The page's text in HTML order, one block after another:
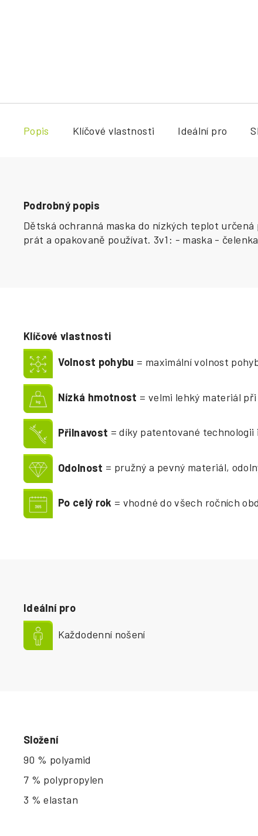
Popis Klíčové vlastnosti Ideální pro
Podrobný popis
Dětská ochranná maska do nízkých teplot
prát a opakovaně používat. 3v1: - maska -
Složení
90 % polyamid
7 % polypropylen
3 % elastan
Ideální pro
Každodenní nošení
Klíčové vlastnosti
Volnost pohybu = maximální volnost
Nízká hmotnost = velmi lehký materiál
Přilnavost = díky patentované technologii
Odolnost = pružný a pevný materiál,
Po celý rok = vhodné do všech ročních